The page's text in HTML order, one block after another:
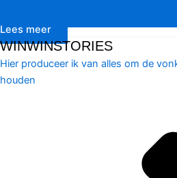
Lees meer
WINWINSTORIES
Hier produceer ik van alles om de
houden